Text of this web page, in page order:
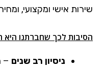
שירות אישי ומקצועי,
הסיבות לכך שחברתנו
ניסיון רב שנים –